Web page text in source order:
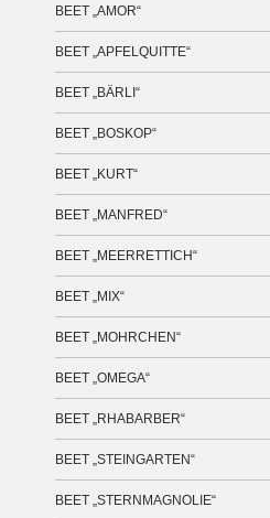
BEET „AMOR“
BEET „APFELQUITTE“
BEET „BÄRLI“
BEET „BOSKOP“
BEET „KURT“
BEET „MANFRED“
BEET „MEERRETTICH“
BEET „MIX“
BEET „MOHRCHEN“
BEET „OMEGA“
BEET „RHABARBER“
BEET „STEINGARTEN“
BEET „STERNMAGNOLIE“